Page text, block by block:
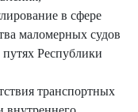
в сфере
маломерных судов
Республики
транспортных